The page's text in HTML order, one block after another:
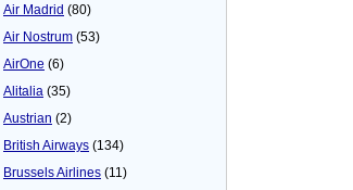
Air Madrid (80)
Air Nostrum (53)
AirOne (6)
Alitalia (35)
Austrian (2)
British Airways (134)
Brussels Airlines (11)